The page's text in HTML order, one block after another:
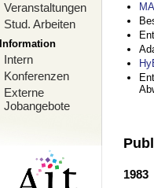
Veranstaltungen
Stud. Arbeiten
Information
Intern
Konferenzen
Externe
Jobangebote
1983